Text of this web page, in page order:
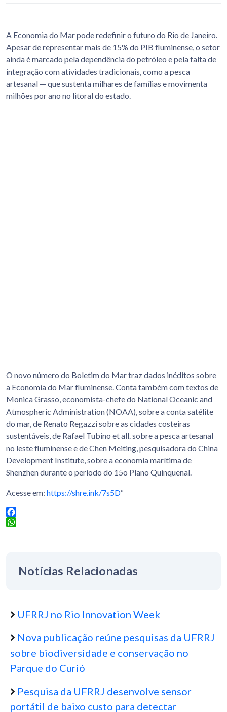
A Economia do Mar pode redefinir o futuro do Rio de Janeiro.
Apesar de representar mais de 15% do PIB fluminense, o setor
ainda é marcado pela dependência do petróleo e pela falta de
integração com atividades tradicionais, como a pesca
artesanal — que sustenta milhares de famílias e movimenta
milhões por ano no litoral do estado.
O novo número do Boletim do Mar traz dados inéditos sobre
a Economia do Mar fluminense. Conta também com textos de
Monica Grasso, economista-chefe do National Oceanic and
Atmospheric Administration (NOAA), sobre a conta satélite
do mar, de Renato Regazzi sobre as cidades costeiras
sustentáveis, de Rafael Tubino et all. sobre a pesca artesanal
no leste fluminense e de Chen Meiting, pesquisadora do China
Development Institute, sobre a economia marítima de
Shenzhen durante o período do 15o Plano Quinquenal.
Acesse em: https://shre.ink/7s5D“
Facebook
Notícias Relacionadas
UFRRJ no Rio Innovation Week
Nova publicação reúne pesquisas da UFRRJ
sobre biodiversidade e conservação no
Parque do Curió
Pesquisa da UFRRJ desenvolve sensor
portátil de baixo custo para detectar